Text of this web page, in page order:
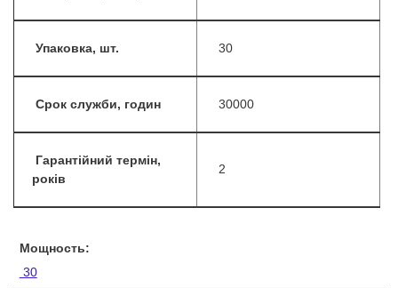
Упаковка, шт. 30
Срок служби, годин 30000
Гарантійний термін,
років
2
Мощность:
30